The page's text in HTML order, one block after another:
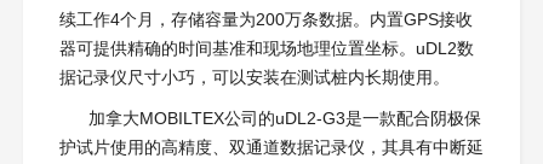
续工作4个月，存储容量为200万条数据。内置GPS接收
器可提供精确的时间基准和现场地理位置坐标。uDL2数
据记录仪尺寸小巧，可以安装在测试桩内长期使用。
加拿大MOBILTEX公司的uDL2-G3是一款配合阴极保
护试片使用的高精度、双通道数据记录仪，其具有中断延